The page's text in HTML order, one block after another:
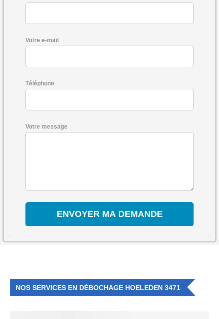
Votre e-mail
Téléphone
Votre message
NOS SERVICES EN DÉBOCHAGE HOELEDEN 3471